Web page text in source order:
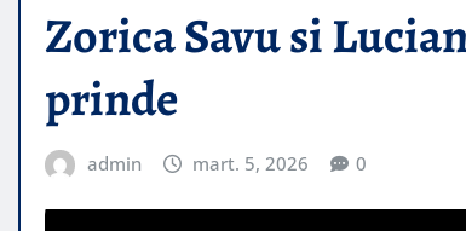
Zorica Savu si
prinde
admin mart. 5, 2026 0